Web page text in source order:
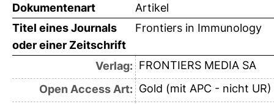
Dokumentenart
Artikel
Titel eines Journals
oder einer Zeitschrift
Frontiers in Immunology
Verlag: FRONTIERS MEDIA SA
Open Access Art: Gold (mit APC - nicht UR)